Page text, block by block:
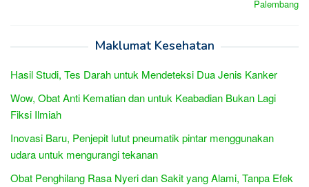
Palembang
Maklumat Kesehatan
Hasil Studi, Tes Darah untuk Mendeteksi Dua Jenis Kanker
Wow, Obat Anti Kematian dan untuk Keabadian Bukan Lagi
Fiksi Ilmiah
Inovasi Baru, Penjepit lutut pneumatik pintar menggunakan
udara untuk mengurangi tekanan
Obat Penghilang Rasa Nyeri dan Sakit yang Alami, Tanpa Efek